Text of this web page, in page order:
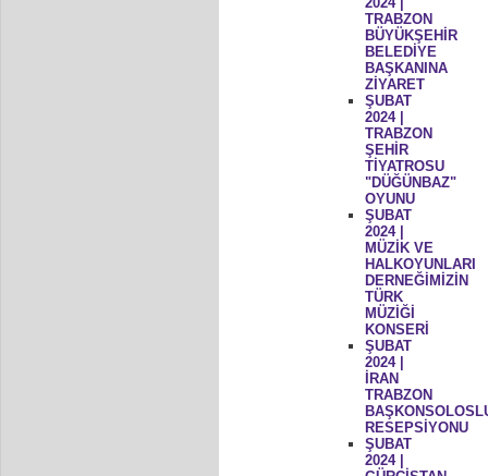
TRABZON
BÜYÜKŞEHİR
BELEDİYE
BAŞKANINA
ZİYARET
ŞUBAT
2024 |
TRABZON
ŞEHİR
TİYATROSU
"DÜĞÜNBAZ"
OYUNU
ŞUBAT
2024 |
MÜZİK VE
HALKOYUNLARI
DERNEĞİMİZİN
TÜRK
MÜZİĞİ
KONSERİ
ŞUBAT
2024 |
İRAN
TRABZON
RESEPSİYONU
ŞUBAT
2024 |